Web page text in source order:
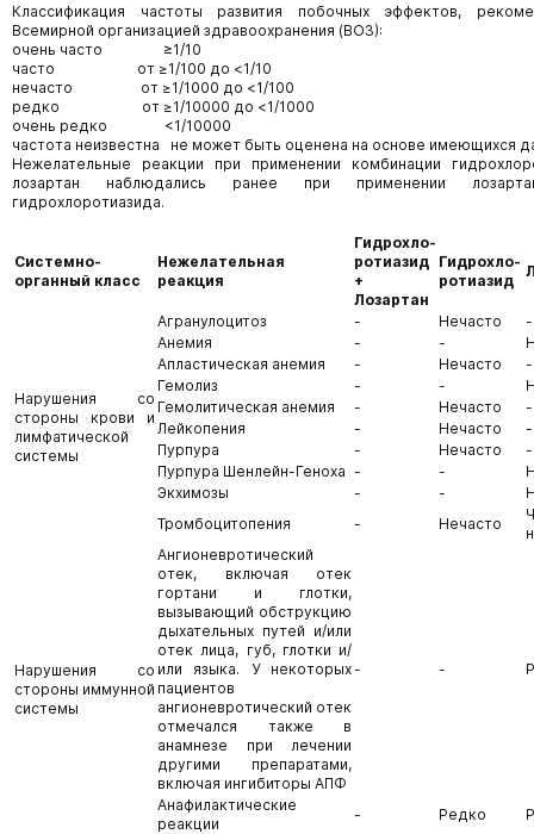
Классификация частоты развития побочных эффектов,
Всемирной организацией здравоохранения (ВОЗ):
очень часто ≥1/10
часто от ≥1/100 до <1/10
нечасто от ≥1/1000 до <1/100
редко от ≥1/10000 до <1/1000
очень редко <1/10000
частота неизвестна не может быть оценена на основе имеющихся
Нежелательные реакции при применении комбинации
лозартан наблюдались ранее при применении
гидрохлоротиазида.
Системно-
органный класс
Нежелательная
реакция
Гидрохло-
ротиазид
+
Лозартан
Гидрохло-
ротиазид
Нарушения со
стороны крови и
лимфатической
системы
Агранулоцитоз - Нечасто
-
Анемия
- -
Апластическая анемия
- Нечасто
-
Гемолиз
- -
Гемолитическая анемия
- Нечасто
-
Лейкопения
- Нечасто
-
Пурпура
- Нечасто
-
Пурпура Шенлейн-Геноха - -
Экхимозы
- -
Тромбоцитопения
- Нечасто
Нарушения со
стороны иммунной
системы
Ангионевротический
отек, включая отек
гортани и глотки,
вызывающий обструкцию
дыхательных путей и/или
отек лица, губ, глотки и/
или языка. У некоторых
пациентов
ангионевротический отек
отмечался также в
анамнезе при лечении
другими препаратами,
включая ингибиторы АПФ
- -
Анафилактические
реакции
- Редко